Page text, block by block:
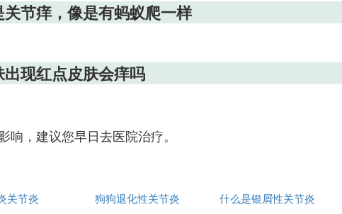
节痒，像是有蚂蚁爬一样
现红点皮肤会痒吗
，建议您早日去医院治疗。
关节炎 狗狗退化性关节炎 什么是银屑性关节炎